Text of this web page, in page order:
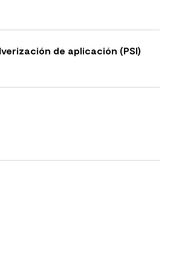
de aplicación (PSI)